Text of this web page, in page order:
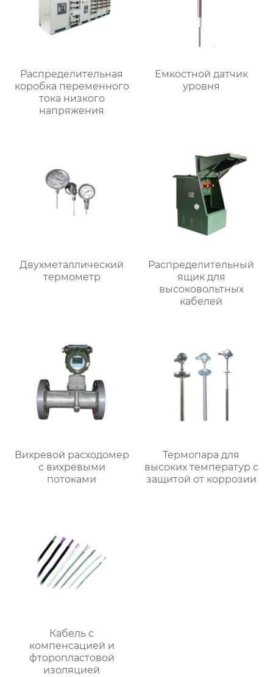
Распределительная
коробка переменного
тока низкого
напряжения
Емкостной датчик
уровня
Двухметаллический
термометр
Распределительный
ящик для
высоковольтных
кабелей
Вихревой расходомер
с вихревыми
потоками
Термопара для
высоких температур с
защитой от коррозии
Кабель с
компенсацией и
фторопластовой
изоляцией